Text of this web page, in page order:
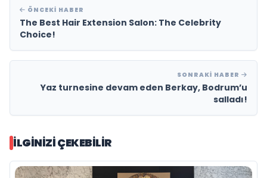
ÖNCEKI HABER
The Best Hair Extension Salon: The Celebrity
Choice!
SONRAKI HABER
Yaz turnesine devam eden Berkay, Bodrum’u
salladı!
İLGINIZI ÇEKEBILIR